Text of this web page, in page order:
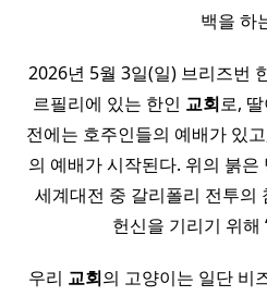
백을 하
2026년 5월 3일(일) 브리즈번
르필리에 있는 한인 교회로,
전에는 호주인들의 예배가 있
의 예배가 시작된다. 위의 붉
세계대전 중 갈리폴리 전투의
헌신을 기리기 위해
우리 교회의 고양이는 일단 비